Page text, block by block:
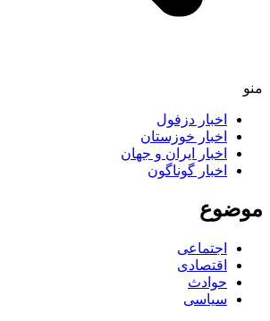
اخبار دزفول
اخبار خوزستان
اخبار ایران و جهان
اخبار گوناگون
اجتماعی
اقتصادی
حوادث
سیاسی